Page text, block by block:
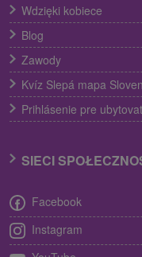
Wdzięki kobiece
Blog
Zawody
Kvíz Slepá mapa
Prihlásenie pre
SIECI
Facebook
Instagram